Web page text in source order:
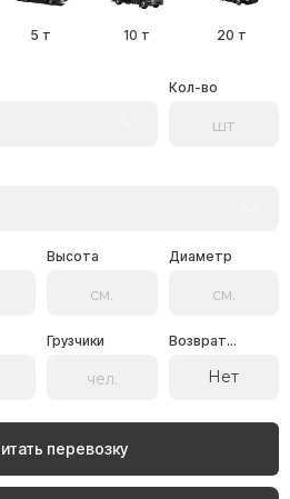
5 т 10 т 20 т
Кол-во
Высота Диаметр
Грузчики Возврат...
Нет
перевозку